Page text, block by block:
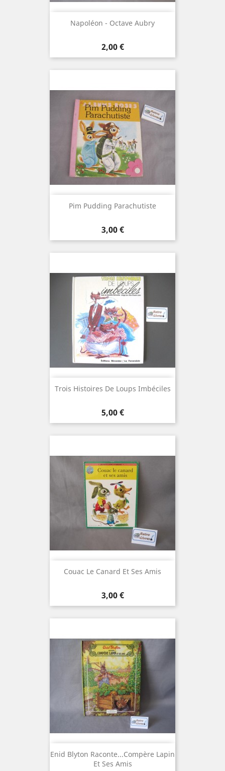
Napoléon - Octave Aubry
Prix
2,00 €
Pim Pudding Parachutiste
Prix
3,00 €
Trois Histoires De Loups Imbéciles
Prix
5,00 €
Couac Le Canard Et Ses Amis
Prix
3,00 €
Enid Blyton Raconte...Compère Lapin
Et Ses Amis